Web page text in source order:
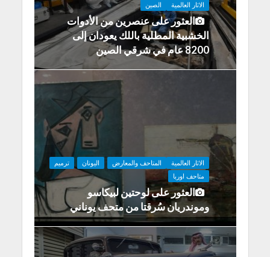
الاثار العالمية الصين
العثور على عنصرين من الأدوات
الخشبية المطلية باللك يعودان إلى
8200 عام في شرقي الصين
الاثار العالمية المتاحف والمعارض اليونان
ترميم
متاحف اوربا
العثور على لوحتين لبيكاسو
وموندريان سُرقتا من متحف يوناني